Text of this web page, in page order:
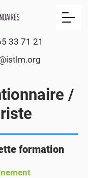
33 71 21
/
formation